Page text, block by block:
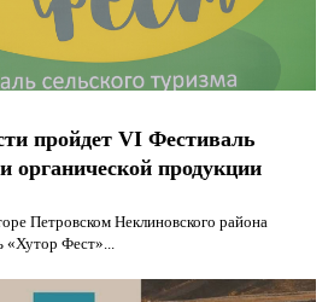
пройдет VI Фестиваль
органической продукции
Петровском Неклиновского района
«Хутор Фест»...